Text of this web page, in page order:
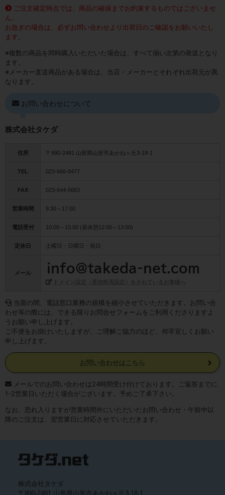
ご注文確定時点では、商品の確保までお約束するものではございませ
ん。
お急ぎの場合は、必ずお問い合わせより出荷日のご確認をお願いいたし
ます。
※複数の商品を同時購入いただいた場合は、すべて揃い次第の発送となり
ます。
※メーカー直送商品がある場合は、当店・メーカーとそれぞれ出荷元が異
なります。
お問い合わせについて
株式会社タケダ
住所 〒990-2481 山形県山形市あかねヶ丘3-18-1
TEL 023-666-8477
FAX 023-644-5663
営業時間 9:30～17:00
電話受付 10:00～15:00 (昼休憩12:00～13:00)
定休日 土曜日・日曜日・祝日
メール
ドメイン設定（受信拒否設定）をされているお客様へ
当面の間、電話窓口業務の規模を縮小させていただきます。お問い合
わせ等の際には、できる限りお問合せフォームをご利用くださりますよ
うお願い申し上げます。
ご不便をお掛けいたしますが、ご理解ご協力のほど、何卒宜しくお願い
申し上げます。
お問い合わせはこちら
メールでのお問い合わせは24時間受け付けております。ご返答までに
1-2営業日いただく場合がございます。予めご了承下さい。
なお、恐れ入りますが営業時間外にいただいたお問い合わせ・午前中以
降のご注文は、翌営業日に対応させていただきます。
株式会社タケダ
〒990-2481 山形県山形市あかねヶ丘3-18-1